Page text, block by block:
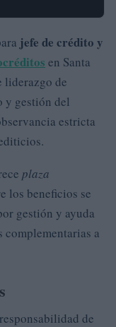
jefe de crédito y
en Santa
liderazgo de
y gestión del
estricta
plaza
los beneficios se
gestión y ayuda
complementarias a
de